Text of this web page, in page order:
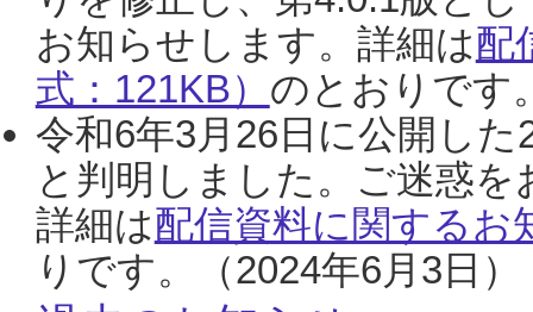
お知らせします。詳細は配
式：121KB） のとおりです
令和6年3月26日に公開し
と判明しました。ご迷惑
詳細は配信資料に関するお
りです。（2024年6月3日）